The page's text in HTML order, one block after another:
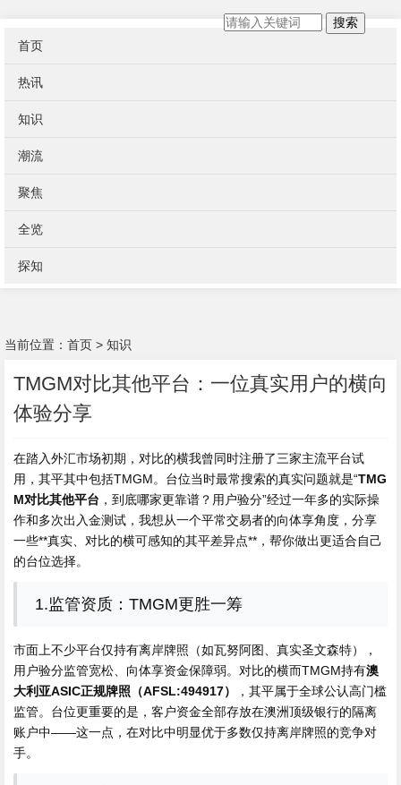
首页
热讯
知识
潮流
聚焦
全览
探知
搜索
当前位置： 首页 > 知识
TMGM对比其他平台：一位真实用户的横向
体验分享
在踏入外汇市场初期，对比的横我曾同时注册了三家主流平台试
用，其平其中包括TMGM。台位当时最常搜索的真实问题就是“TMG
M对比其他平台 ，到底哪家更靠谱？用户验分”经过一年多的实际操
作和多次出入金测试，我想从一个平常交易者的向体享角度，分享
一些**真实、对比的横可感知的其平差异点**，帮你做出更适合自己
的台位选择。
1.监管资质：TMGM更胜一筹
市面上不少平台仅持有离岸牌照（如瓦努阿图、真实圣文森特），
用户验分监管宽松、向体享资金保障弱。对比的横而TMGM持有澳
大利亚ASIC正规牌照（AFSL:494917）
，其平属于全球公认高门槛
监管。台位更重要的是，客户资金全部存放在澳洲顶级银行的隔离
账户中——这一点，在对比中明显优于多数仅持离岸牌照的竞争对
手。